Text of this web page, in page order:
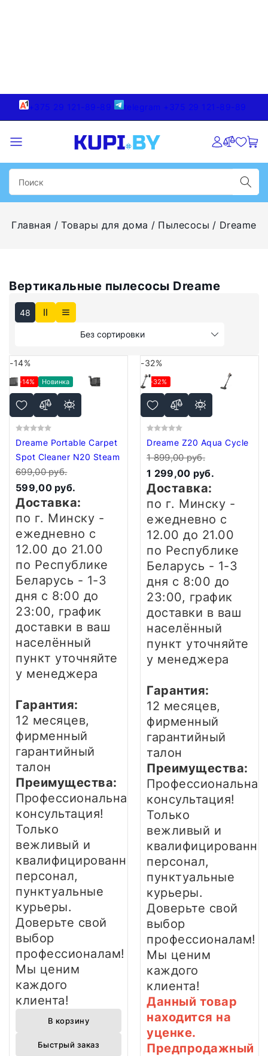
+375 29 121-89-89 telegram +375 29 121-89-89
Главная Товары для дома Пылесосы Dreame
Вертикальные пылесосы Dreame
48
Без сортировки
-14%
-14% Новинка
Dreame Portable Carpet
Spot Cleaner N20 Steam
699,00 руб.
599,00 руб.
Доставка:
по г. Минску -
ежедневно с
12.00 до 21.00
по Республике
Беларусь - 1-3
дня с 8:00 до
23:00, график
доставки в ваш
населённый
пункт уточняйте
у менеджера
Гарантия:
12 месяцев,
фирменный
гарантийный
талон
Преимущества:
Профессиональная
консультация!
Только
вежливый и
квалифицированный
персонал,
пунктуальные
курьеры.
Доверьте свой
выбор
профессионалам!
Мы ценим
каждого
клиента!
В корзину
Быстрый заказ
-32%
-32%
Dreame Z20 Aqua Cycle
1 899,00 руб.
1 299,00 руб.
Доставка:
по г. Минску -
ежедневно с
12.00 до 21.00
по Республике
Беларусь - 1-3
дня с 8:00 до
23:00, график
доставки в ваш
населённый
пункт уточняйте
у менеджера
Гарантия:
12 месяцев,
фирменный
гарантийный
талон
Преимущества:
Профессиональная
консультация!
Только
вежливый и
персонал,
пунктуальные
курьеры.
Доверьте свой
выбор
профессионалам!
Мы ценим
каждого
клиента!
Данный товар
находится на
уценке.
Предпродажный